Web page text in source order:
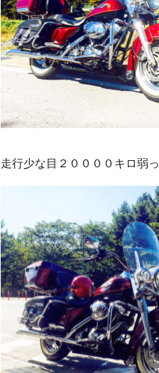
走行少な目２００００キロ弱っ